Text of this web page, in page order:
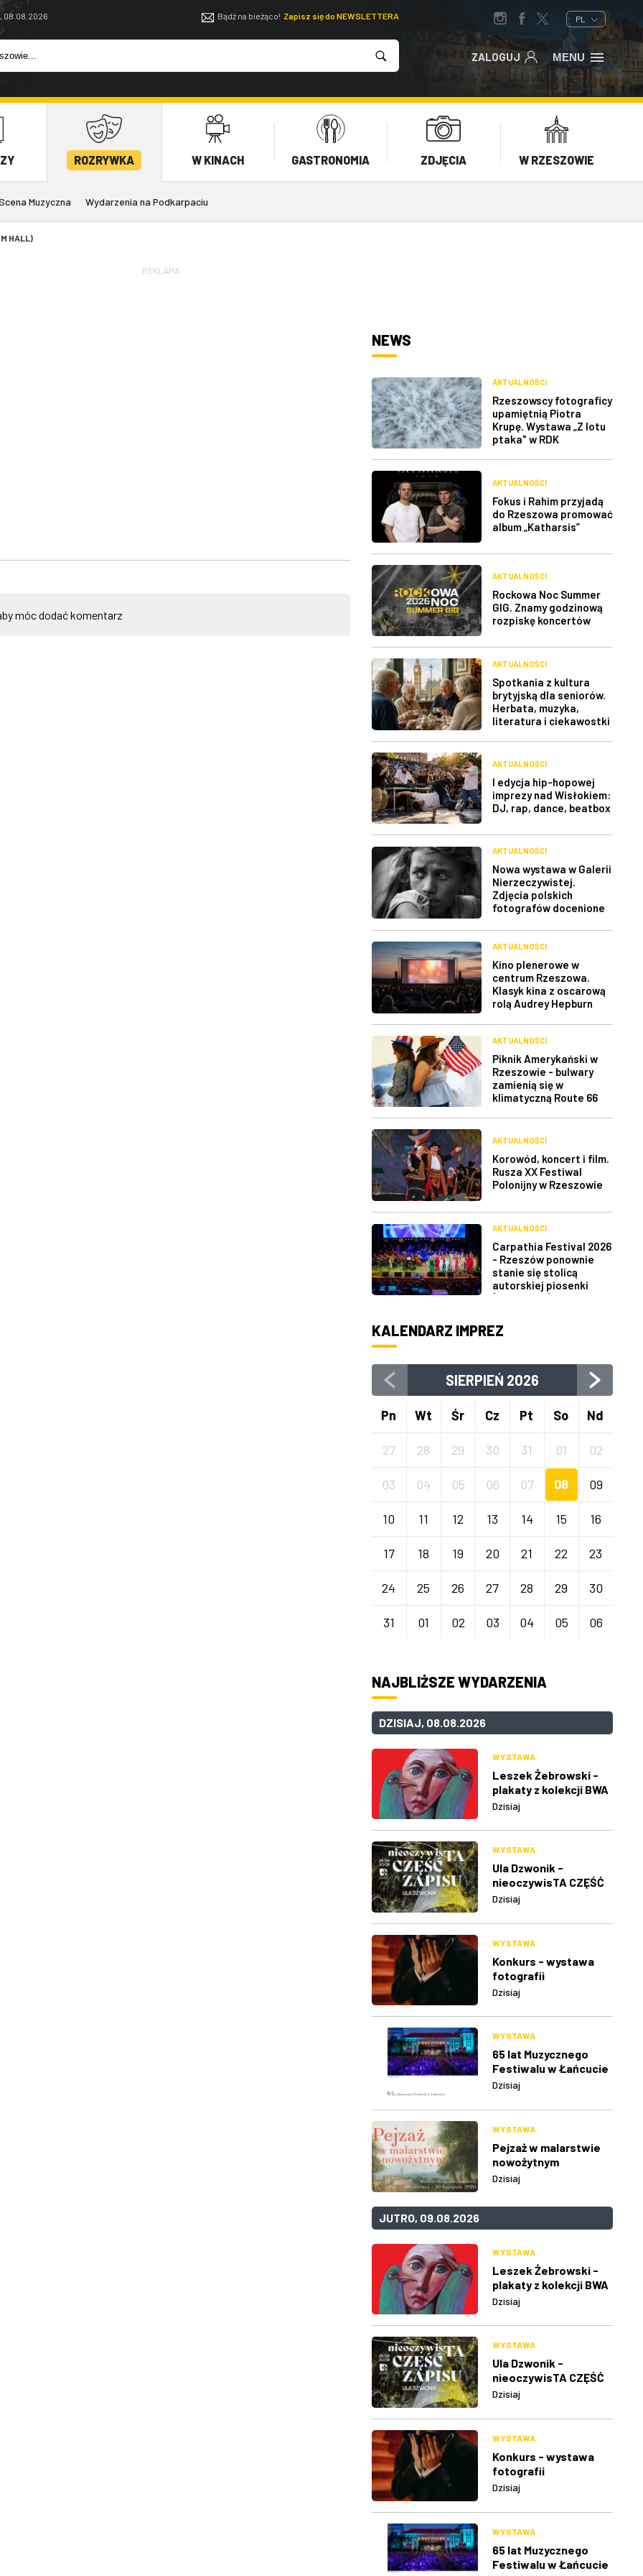
08.08.2026 Bądź na bieżąco! Zapisz się do NEWSLETTERA PL
ZALOGUJ MENU
ROZRYWKA W KINACH GASTRONOMIA ZDJĘCIA W RZESZOWIE
Muzyczna Wydarzenia na Podkarpaciu
HALL)
REKLAMA
móc dodać komentarz
NEWS
AKTUALNOŚCI
Rzeszowscy fotograficy
upamiętnią Piotra
Krupę. Wystawa „Z lotu
ptaka" w RDK
AKTUALNOŚCI
Fokus i Rahim przyjadą
do Rzeszowa promować
album „Katharsis”
AKTUALNOŚCI
Rockowa Noc Summer
GIG. Znamy godzinową
rozpiskę koncertów
AKTUALNOŚCI
Spotkania z kultura
brytyjską dla seniorów.
Herbata, muzyka,
literatura i ciekawostki
AKTUALNOŚCI
I edycja hip-hopowej
imprezy nad Wisłokiem:
DJ, rap, dance, beatbox
AKTUALNOŚCI
Nowa wystawa w Galerii
Nierzeczywistej.
Zdjęcia polskich
fotografów docenione
AKTUALNOŚCI
Kino plenerowe w
centrum Rzeszowa.
Klasyk kina z oscarową
rolą Audrey Hepburn
AKTUALNOŚCI
Piknik Amerykański w
Rzeszowie - bulwary
zamienią się w
klimatyczną Route 66
AKTUALNOŚCI
Korowód, koncert i film.
Rusza XX Festiwal
Polonijny w Rzeszowie
AKTUALNOŚCI
Carpathia Festival 2026
- Rzeszów ponownie
stanie się stolicą
autorskiej piosenki
[PROGRAM]
KALENDARZ IMPREZ
SIERPIEŃ 2026
Pn Wt Śr Cz Pt So Nd
27 28 29 30 31 01 02
03 04 05 06 07 08 09
10 11 12 13 14 15 16
17 18 19 20 21 22 23
24 25 26 27 28 29 30
31 01 02 03 04 05 06
NAJBLIŻSZE WYDARZENIA
DZISIAJ, 08.08.2026
WYSTAWA
Leszek Żebrowski -
plakaty z kolekcji BWA
w Rzeszowie
Dzisiaj
WYSTAWA
Ula Dzwonik -
nieoczywisTA CZĘŚĆ
ZAPISU
Dzisiaj
WYSTAWA
Konkurs - wystawa
fotografii
Dzisiaj
WYSTAWA
65 lat Muzycznego
Festiwalu w Łańcucie
Dzisiaj
WYSTAWA
Pejzaż w malarstwie
nowożytnym
Dzisiaj
JUTRO, 09.08.2026
WYSTAWA
Leszek Żebrowski -
plakaty z kolekcji BWA
w Rzeszowie
Dzisiaj
WYSTAWA
Ula Dzwonik -
nieoczywisTA CZĘŚĆ
ZAPISU
Dzisiaj
WYSTAWA
Konkurs - wystawa
fotografii
Dzisiaj
WYSTAWA
65 lat Muzycznego
Festiwalu w Łańcucie